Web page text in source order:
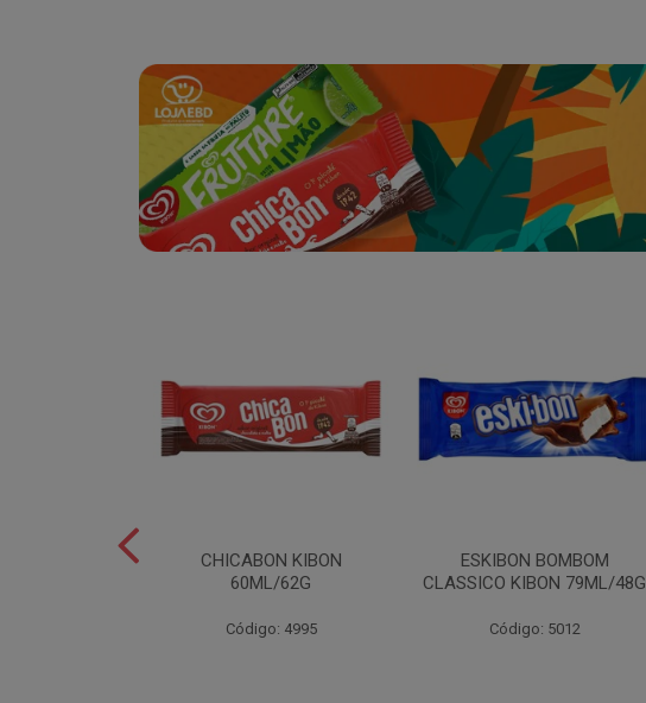
CHICABON KIBON
60ML/62G
Código: 4995
ESKIBON BOMBOM
CLASSICO KIBON 79ML/48G
Código: 5012